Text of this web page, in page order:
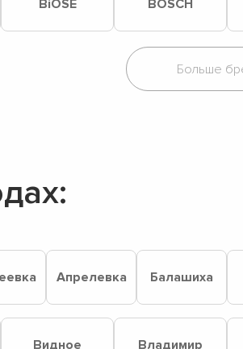
BiOSE BOSCH
Апрелевка Балашиха
Видное Владимир